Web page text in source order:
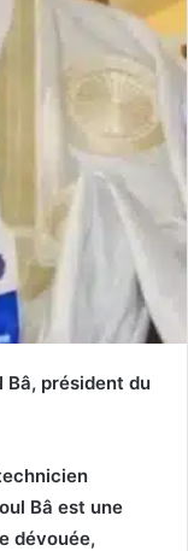
Bâ, président du
Bâ est une
dévouée,